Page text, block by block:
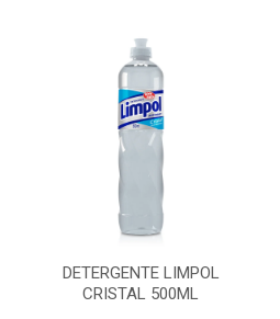
DETERGENTE LIMPOL
CRISTAL 500ML